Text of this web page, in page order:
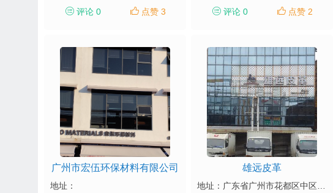
评论 0
点赞 3
评论 0
点赞 2
广州市宏伍环保材料有限公司
地址：
雄远皮革